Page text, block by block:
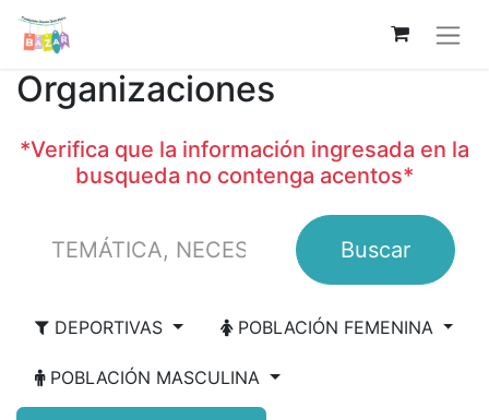
Organizaciones
*Verifica que la información ingresada en la
busqueda no contenga acentos*
Buscar
DEPORTIVAS POBLACIÓN FEMENINA
POBLACIÓN MASCULINA